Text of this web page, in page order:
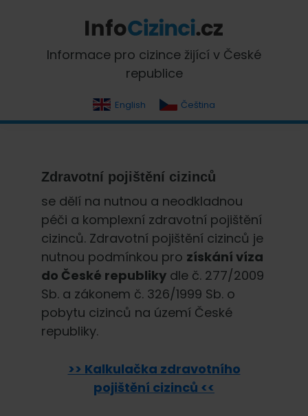
primary
navigation
content
primaryInfoCizinci.cz
Informace pro cizince žijící v České
republice
English Čeština
Zdravotní pojištění cizinců
se dělí na nutnou a neodkladnou
péči a komplexní zdravotní pojištění
cizinců. Zdravotní pojištění cizinců je
nutnou podmínkou pro získání víza
do České republiky dle č. 277/2009
Sb. a zákonem č. 326/1999 Sb. o
pobytu cizinců na území České
republiky.
>> Kalkulačka zdravotního
pojištění cizinců <<